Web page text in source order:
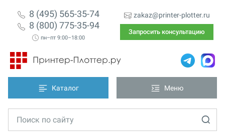
8 (495) 565-35-74
8 (800) 775-35-94
пн–пт 9:00–18:00
zakaz@printer-plotter.ru
Запросить консультацию
Каталог Меню